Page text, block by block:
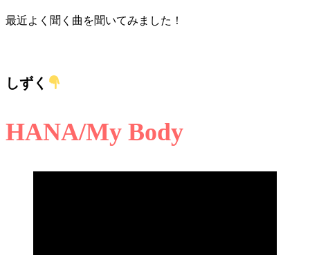
最近よく聞く曲を聞いてみました！
しずく
HANA/My Body